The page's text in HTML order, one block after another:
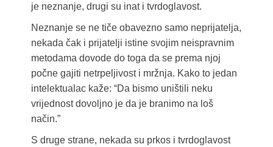
je neznanje, drugi su inat i tvrdoglavost.
Neznanje se ne tiče obavezno samo neprijatelja,
nekada čak i prijatelji istine svojim neispravnim
metodama dovode do toga da se prema njoj
počne gajiti netrpeljivost i mržnja. Kako to jedan
intelektualac kaže: “Da bismo uništili neku
vrijednost dovoljno je da je branimo na loš
način.”
S druge strane, nekada su prkos i tvrdoglavost